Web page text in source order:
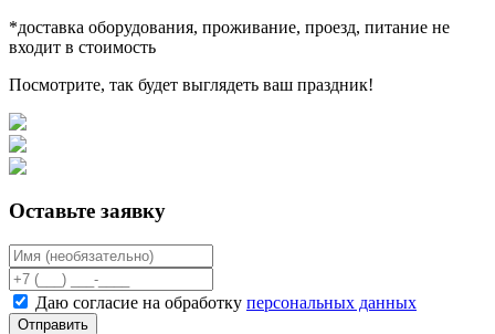
*доставка оборудования, проживание, проезд, питание не
входит в стоимость
Посмотрите, так будет выглядеть ваш праздник!
Оставьте заявку
Даю согласие на обработку персональных данных
Отправить